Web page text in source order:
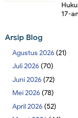
17-
Arsip Blog
Agustus 2026 (21)
Juli 2026 (70)
Juni 2026 (72)
Mei 2026 (78)
April 2026 (52)